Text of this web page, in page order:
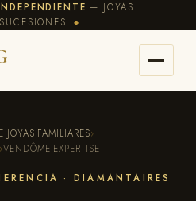
— JOYAS
SUCESIONES◆
FAMILIARES›
›VENDÔME EXPERTISE
· DIAMANTAIRES